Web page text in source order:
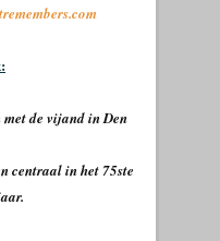
de vijand in Den
centraal in het 75ste